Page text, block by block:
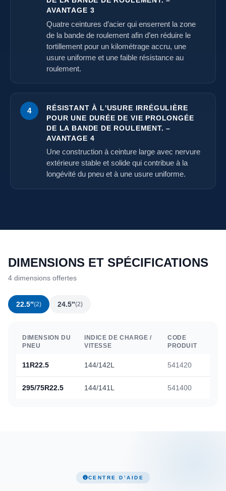
AVANTAGE 3
Quatre ceintures d’acier qui enserrent la zone
de la bande de roulement afin d’en réduire le
tortillement pour un kilométrage accru, une
usure uniforme et une faible résistance au
roulement.
4
RÉSISTANT À L'USURE IRRÉGULIÈRE
POUR UNE DURÉE DE VIE PROLONGÉE
DE LA BANDE DE ROULEMENT. –
AVANTAGE 4
Une construction à ceinture large avec nervure
extérieure stable et solide qui contribue à la
longévité du pneu et à une usure uniforme.
DIMENSIONS ET SPÉCIFICATIONS
4 dimensions offertes
22.5″(2) 24.5″(2)
DIMENSION DU
PNEU
INDICE DE CHARGE /
VITESSE
CODE
PRODUIT
11R22.5 144/142L 541420
295/75R22.5 144/141L 541400
CENTRE D’AIDE